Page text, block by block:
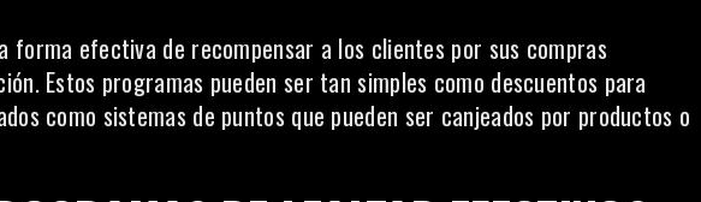
forma efectiva de recompensar a los clientes por sus compras
Estos programas pueden ser tan simples como descuentos para
como sistemas de puntos que pueden ser canjeados por productos o